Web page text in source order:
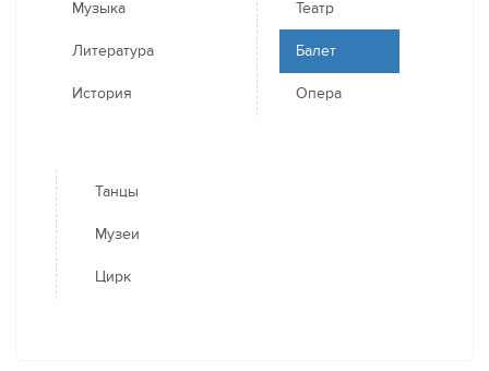
Музыка
Литература
История
Театр
Балет
Опера
Танцы
Музеи
Цирк